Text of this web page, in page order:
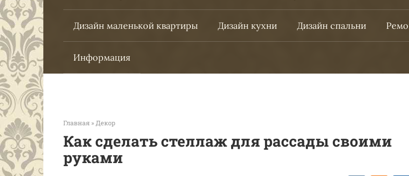
Дизайн маленькой квартиры Дизайн кухни Дизайн спальни
Информация
Главная » Декор
Как сделать стеллаж для рассады своими
руками